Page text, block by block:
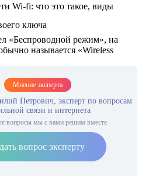
Wi-fi: что это такое, виды
ключа
«Беспроводной режим», на
называется «Wireless
Мнение эксперта
Петрович, эксперт по вопросам
связи и интернета
вопросы мы с вами решим вместе.
вопрос эксперту